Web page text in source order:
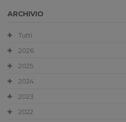
ARCHIVIO
Tutti
2026
2025
2024
2023
2022